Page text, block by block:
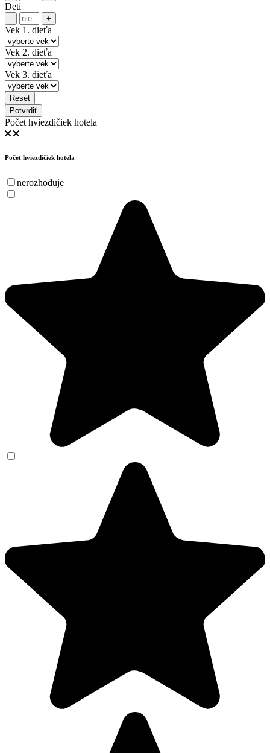
Deti
- +
Vek 1. dieťa
Vek 2. dieťa
Vek 3. dieťa
Reset
Potvrdiť
Počet hviezdičiek hotela
Počet hviezdičiek hotela
nerozhoduje